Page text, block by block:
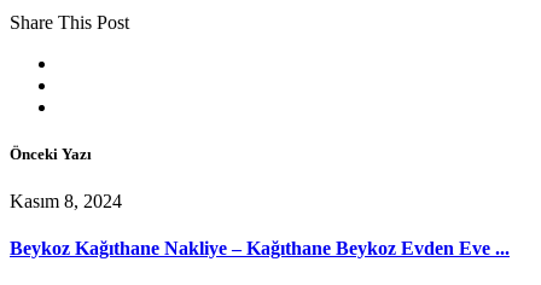
Share This Post
Önceki Yazı
Kasım 8, 2024
Beykoz Kağıthane Nakliye – Kağıthane Beykoz Evden Eve ...